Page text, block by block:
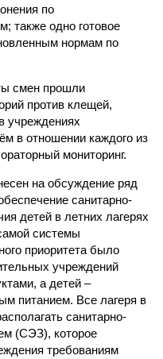
по
также одно готовое
нормам по
смен прошли
против клещей,
учреждениях
в отношении каждого из
мониторинг.
на обсуждение ряд
санитарно-
детей в летних лагерях
системы
приоритета было
учреждений
а детей –
питанием. Все лагеря в
санитарно-
(СЭЗ), которое
требованиям